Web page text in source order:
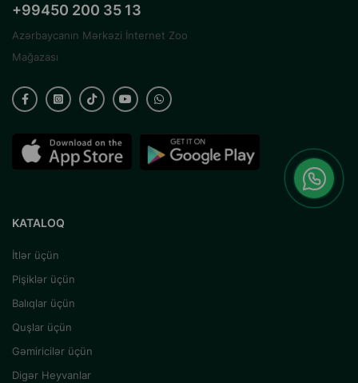
+99450 200 35 13
Azərbaycanın Mərkəzi İnternet Zoo
Mağazası
KATALOQ
İtlər üçün
Pişiklər üçün
Balıqlar üçün
Quşlar üçün
Gəmiricilər üçün
Digər Heyvanlar